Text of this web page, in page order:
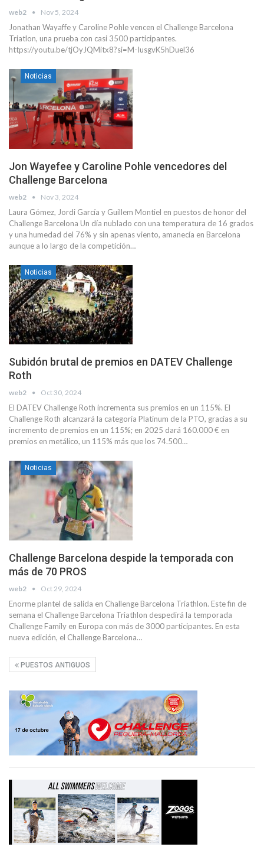
web2 Nov 5, 2024
Jonathan Wayaffe y Caroline Pohle vencen el Challenge Barcelona
Triatlon, una prueba con casi 3500 participantes.
https://youtu.be/tjOyJQMitx8?si=M-IusgvK5hDuel36
Noticias
Jon Wayefee y Caroline Pohle vencedores del
Challenge Barcelona
web2 Nov 3, 2024
Laura Gómez, Jordi García y Guillem Montiel en puestos de honor del
Challenge Barcelona Un día nublado con una temperatura de 16 grados
y una humedad del 76% y sin apenas viento, amanecía en Barcelona
aunque a lo largo de la competición…
Noticias
Subidón brutal de premios en DATEV Challenge
Roth
web2 Oct 30, 2024
El DATEV Challenge Roth incrementa sus premios en un 115%. El
Challenge Roth alcanzará la categoría Platinum de la PTO, gracias a su
incremento de premios en un 115%; en 2025 dará 160.000 € en
premios en metálico, un 115% más que los 74.500…
Noticias
Challenge Barcelona despide la temporada con
más de 70 PROS
web2 Oct 29, 2024
Enorme plantel de salida en Challenge Barcelona Triathlon. Este fin de
semana el Challenge Barcelona Triathlon despedirá la temporada
Challenge Family en Europa con más de 3000 participantes. En esta
nueva edición, el Challenge Barcelona…
PUESTOS ANTIGUOS